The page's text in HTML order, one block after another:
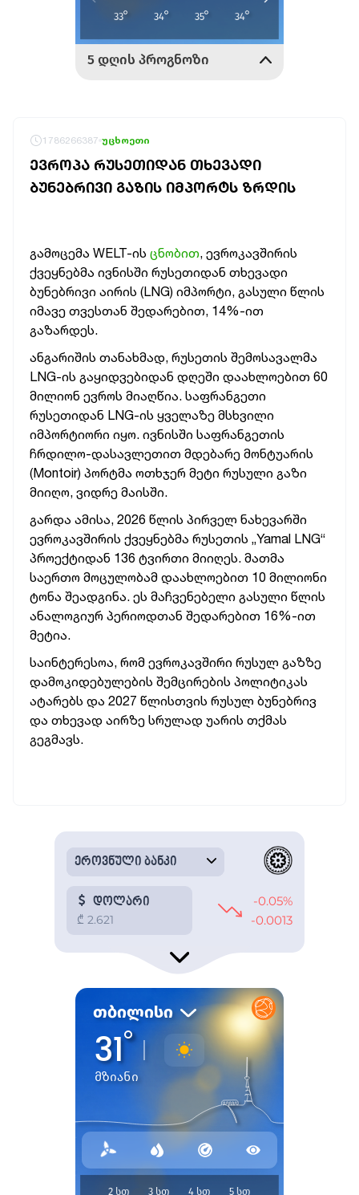
1786266387 უცხოეთი
ᲔᲕᲠᲝᲞᲐ ᲠᲣᲡᲔᲗᲘᲓᲐᲜ ᲗᲮᲔᲕᲐᲓᲘ
ᲑᲣᲜᲔᲑᲠᲘᲕᲘ ᲒᲐᲖᲘᲡ ᲘᲛᲞᲝᲠᲢᲡ ᲖᲠᲓᲘᲡ
გამოცემა WELT-ის ცნობით, ევროკავშირის
ქვეყნებმა ივნისში რუსეთიდან თხევადი
ბუნებრივი აირის (LNG) იმპორტი, გასული წლის
იმავე თვესთან შედარებით, 14%-ით
გაზარდეს.
ანგარიშის თანახმად, რუსეთის შემოსავალმა
LNG-ის გაყიდვებიდან დღეში დაახლოებით 60
მილიონ ევროს მიაღწია. საფრანგეთი
რუსეთიდან LNG-ის ყველაზე მსხვილი
იმპორტიორი იყო. ივნისში საფრანგეთის
ჩრდილო-დასავლეთით მდებარე მონტუარის
(Montoir) პორტმა ოთხჯერ მეტი რუსული გაზი
მიიღო, ვიდრე მაისში.
გარდა ამისა, 2026 წლის პირველ ნახევარში
ევროკავშირის ქვეყნებმა რუსეთის „Yamal LNG“
პროექტიდან 136 ტვირთი მიიღეს. მათმა
საერთო მოცულობამ დაახლოებით 10 მილიონი
ტონა შეადგინა. ეს მაჩვენებელი გასული წლის
ანალოგიურ პერიოდთან შედარებით 16%-ით
მეტია.
საინტერესოა, რომ ევროკავშირი რუსულ გაზზე
დამოკიდებულების შემცირების პოლიტიკას
ატარებს და 2027 წლისთვის რუსულ ბუნებრივ
და თხევად აირზე სრულად უარის თქმას
გეგმავს.